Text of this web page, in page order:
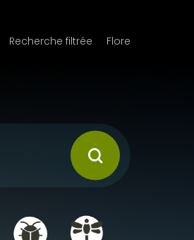
Recherche filtrée Flore